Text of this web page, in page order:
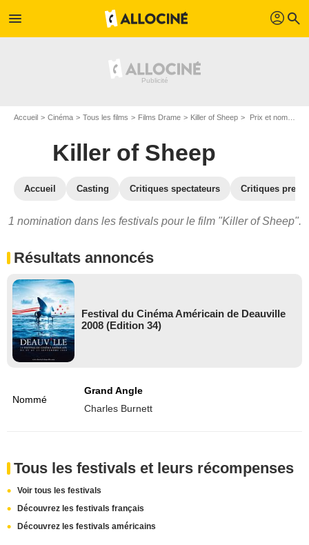
menu profil search
Accueil Cinéma Tous les films Films Drame Killer of Sheep Prix et nominations pour Killer of Sheep
Killer of Sheep
Accueil Casting Critiques spectateurs Critiques
1 nomination dans les festivals pour le film "Killer of Sheep".
Résultats annoncés
Festival du Cinéma Américain de Deauville
2008 (Edition 34)
Nommé
Grand Angle
Charles Burnett
Tous les festivals et leurs récompenses
Voir tous les festivals
Découvrez les festivals français
Découvrez les festivals américains